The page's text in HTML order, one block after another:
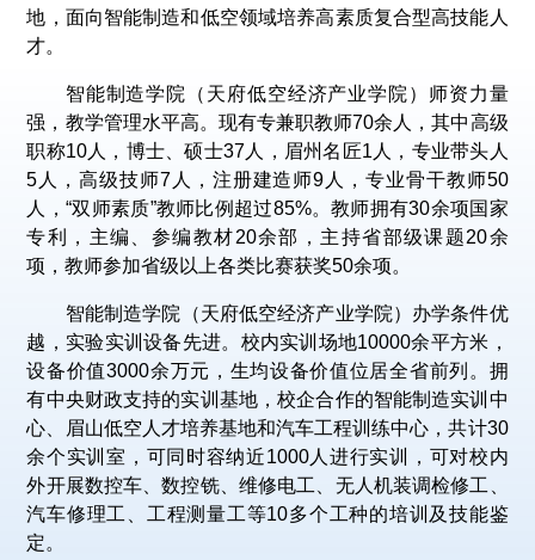
地，面向智能制造和低空领域培养高素质复合型高技能人
才。
智能制造学院（天府低空经济产业学院）师资力量
强，教学管理水平高。现有专兼职教师70余人，其中高级
职称10人，博士、硕士37人，眉州名匠1人，专业带头人
5人，高级技师7人，注册建造师9人，专业骨干教师50
人，“双师素质”教师比例超过85%。教师拥有30余项国家
专利，主编、参编教材20余部，主持省部级课题20余
项，教师参加省级以上各类比赛获奖50余项。
智能制造学院（天府低空经济产业学院）办学条件优
越，实验实训设备先进。校内实训场地10000余平方米，
设备价值3000余万元，生均设备价值位居全省前列。拥
有中央财政支持的实训基地，校企合作的智能制造实训中
心、眉山低空人才培养基地和汽车工程训练中心，共计30
余个实训室，可同时容纳近1000人进行实训，可对校内
外开展数控车、数控铣、维修电工、无人机装调检修工、
汽车修理工、工程测量工等10多个工种的培训及技能鉴
定。